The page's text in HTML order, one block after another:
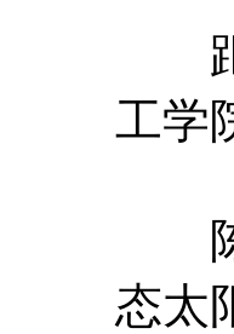
距
工学
陈
态太